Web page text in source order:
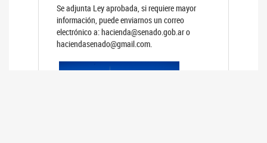
Se adjunta Ley aprobada, si requiere mayor
información, puede enviarnos un correo
electrónico a: hacienda@senado.gob.ar o
haciendasenado@gmail.com.